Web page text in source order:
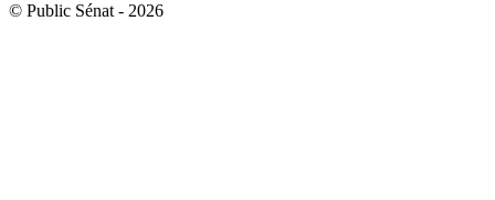
© Public Sénat - 2026